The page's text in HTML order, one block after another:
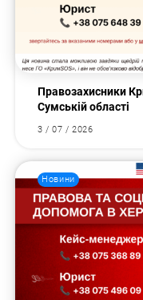
Правозахисники
Сумській області
3 / 07 / 2026
Новини